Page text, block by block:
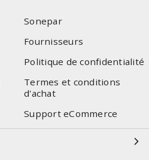
Sonepar
Fournisseurs
Politique de confidentialité
Termes et conditions
d'achat
Support eCommerce